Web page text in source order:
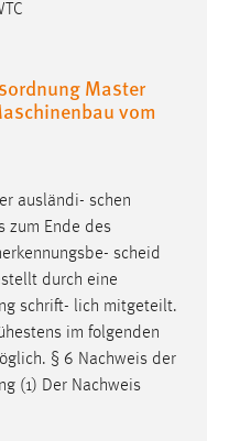
Master
vom
ausländi- schen
zum Ende des
scheid
durch eine
schrift- lich mitgeteilt.
im folgenden
§ 6 Nachweis der
(1) Der Nachweis
Drittanbietern
über Websites